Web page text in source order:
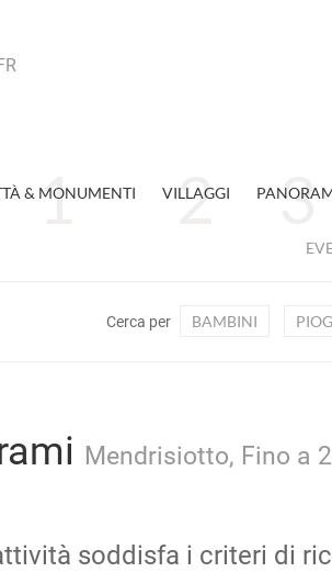
& MONUMENTI VILLAGGI
Cerca per BAMBINI
Mendrisiotto, Fino a
soddisfa i criteri di